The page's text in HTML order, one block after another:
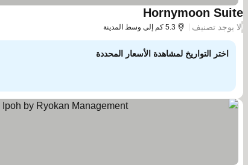
Hornymoon Suite
/لا يوجد تصنيف 5.3 كم إلى وسط المدينة
اختر التواريخ لمشاهدة الأسعار المحددة